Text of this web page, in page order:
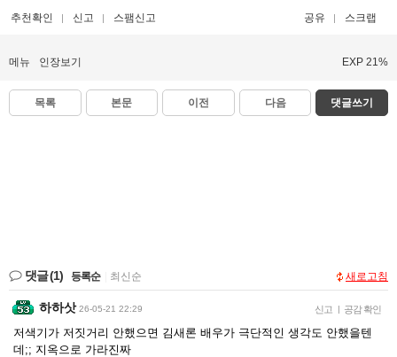
추천확인 신고 스팸신고 공유 스크랩
메뉴 인장보기 EXP 21%
목록 본문 이전 다음 댓글쓰기
댓글(1) 등록순 최신순 새로고침
하하삿 26-05-21 22:29 신고 | 공감 확인
저색기가 저짓거리 안했으면 김새론 배우가 극단적인 생각도 안했을텐
데;; 지옥으로 가라진짜